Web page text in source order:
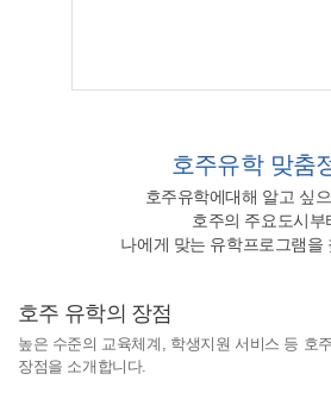
호주유학 맞춤
호주유학에대해 알고 싶
호주의 주요도시부
나에게 맞는 유학프로그램을
호주 유학의 장점
높은 수준의 교육체계, 학생지원 서비스 등 호
장점을 소개합니다.